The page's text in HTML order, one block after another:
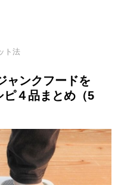
ト法
ャンクフードを
ピ４品まとめ（5